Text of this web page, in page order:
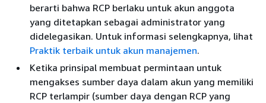
berarti bahwa RCP berlaku untuk akun anggota
yang ditetapkan sebagai administrator yang
didelegasikan. Untuk informasi selengkapnya, lihat
Praktik terbaik untuk akun manajemen.
Ketika prinsipal membuat permintaan untuk
mengakses sumber daya dalam akun yang memiliki
RCP terlampir (sumber daya dengan RCP yang